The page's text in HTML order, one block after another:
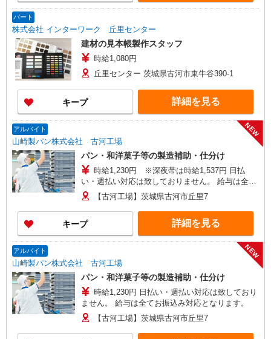
パート
株式会社 インターワーク 丘里センター
建材の見本帳製作スタッフ
時給1,080円
丘里センター 茨城県古河市東牛谷390-1
キープ 詳細を見る
アルバイト
山崎製パン株式会社 古河工場
NEW
パン・和洋菓子等の製造補助・仕分け
時給1,230円 ※深夜帯は時給1,537円 日払
い・週払い対応は致しておりません。 給与は全て
お振込み対応となります。
【古河工場】茨城県古河市丘里7
キープ 詳細を見る
アルバイト
山崎製パン株式会社 古河工場
NEW
パン・和洋菓子等の製造補助・仕分け
時給1,230円 日払い・週払い対応は致しており
ません。 給与は全てお振込み対応となります。
【古河工場】茨城県古河市丘里7